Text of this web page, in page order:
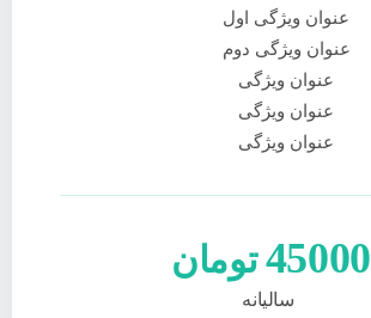
45000تومان
سالیانه
عنوان ویژگی اول
عنوان ویژگی دوم
عنوان ویژگی
عنوان ویژگی
عنوان ویژگی